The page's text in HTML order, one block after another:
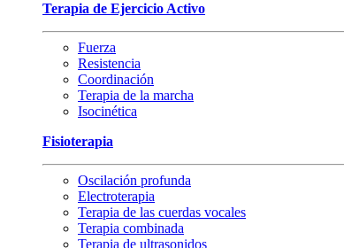
Terapia de Ejercicio Activo
Fuerza
Resistencia
Coordinación
Terapia de la marcha
Isocinética
Fisioterapia
Oscilación profunda
Electroterapia
Terapia de las cuerdas vocales
Terapia combinada
Terapia de ultrasonidos